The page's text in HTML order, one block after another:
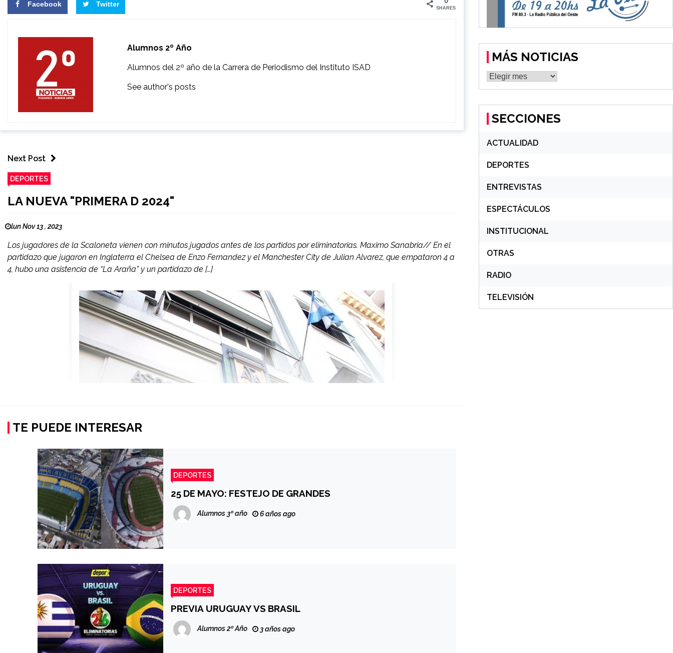
Facebook Twitter SHARES
Alumnos 2º Año
Alumnos del 2º año de la Carrera de Periodismo del Instituto ISAD
See author's posts
Next Post
DEPORTES
LA NUEVA "PRIMERA D 2024"
lun Nov 13 , 2023
Los jugadores de la Scaloneta vienen con minutos jugados antes de los partidos por eliminatorias. Maximo Sanabria// En el
partidazo que jugaron en Inglaterra el Chelsea de Enzo Fernandez y el Manchester City de Julian Alvarez, que empataron 4 a
4, hubo una asistencia de “La Araña” y un partidazo de […]
TE PUEDE INTERESAR
DEPORTES
25 DE MAYO: FESTEJO DE GRANDES
Alumnos 3º año 6 años ago
DEPORTES
PREVIA URUGUAY VS BRASIL
Alumnos 2º Año 3 años ago
MÁS NOTICIAS
MÁS
NOTICIAS
SECCIONES
ACTUALIDAD
DEPORTES
ENTREVISTAS
ESPECTÁCULOS
INSTITUCIONAL
OTRAS
RADIO
TELEVISIÓN